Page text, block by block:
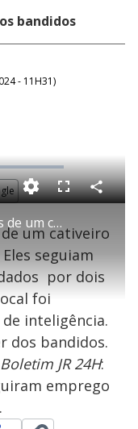
bandidos
- 11H31)
Dois jovens são libertados de um cativeiro na Baixada Fluminense
F
s
c
e
n
C
o
a
r
h
a
um cativeiro
seguiam
por dois
foi
inteligência.
dos bandidos.
Boletim JR 24H:
emprego